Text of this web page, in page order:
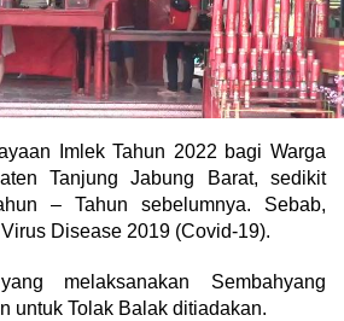
Imlek Tahun 2022 bagi Warga
Tanjung Jabung Barat, sedikit
– Tahun sebelumnya. Sebab,
Disease 2019 (Covid-19).
melaksanakan Sembahyang
untuk Tolak Balak ditiadakan.